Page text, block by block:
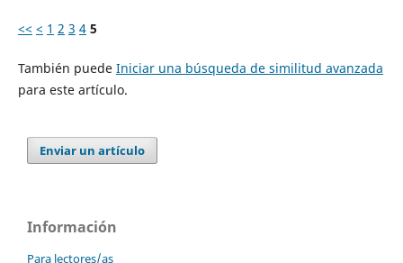
<< < 1 2 3 4 5
También puede Iniciar una búsqueda de similitud avanzada
para este artículo.
Enviar un artículo
Información
Para lectores/as